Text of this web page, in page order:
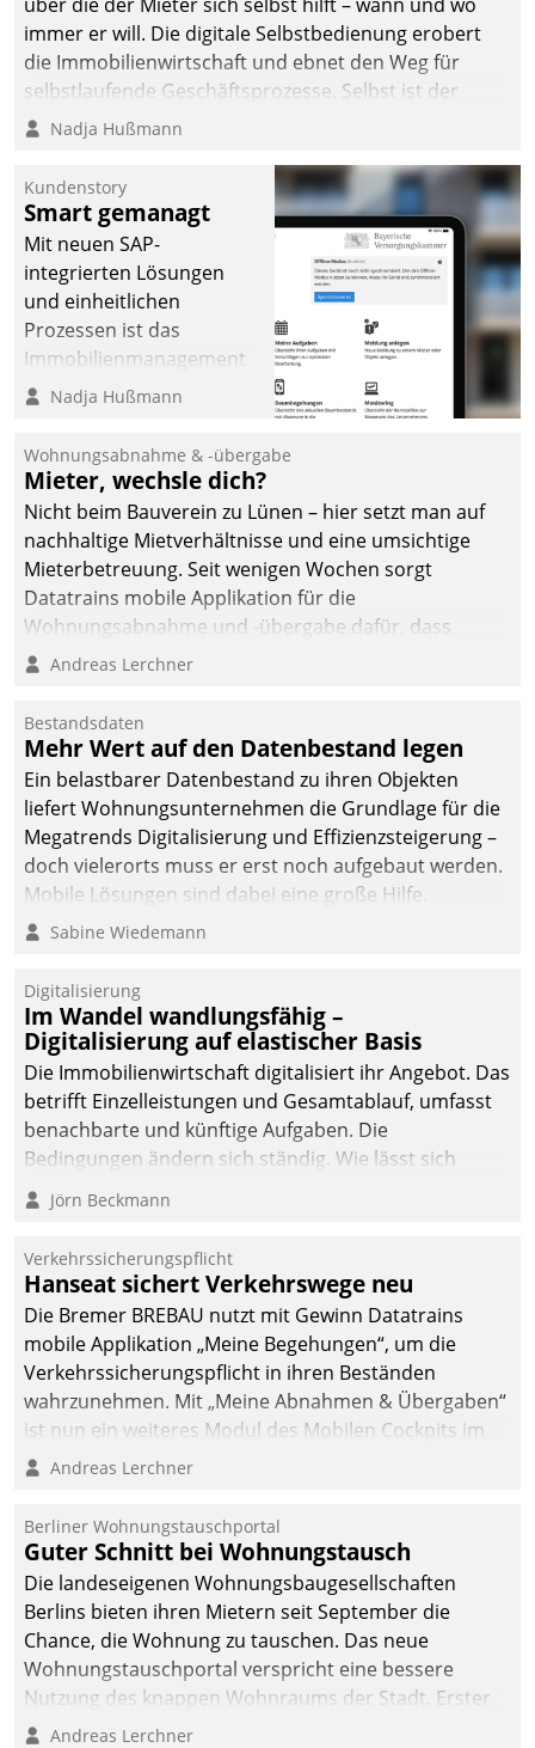
immer er will. Die digitale Selbstbedienung erobert
die Immobilienwirtschaft und ebnet den Weg für
selbstlaufende Geschäftsprozesse. Selbst ist der
Kunde und smart der Serviceanbieter.
Nadja Hußmann
Kundenstory
Smart gemanagt
Mit neuen SAP-
integrierten Lösungen
und einheitlichen
Prozessen ist das
Immobilienmanagement
der Bayerischen
Ressort Kapitalanlage für
künftige Aufgaben und
Herausforderungen
gerüstet.
Nadja Hußmann
Wohnungsabnahme & -übergabe
Mieter, wechsle dich?
Nicht beim Bauverein zu Lünen – hier setzt man auf
nachhaltige Mietverhältnisse und eine umsichtige
Mieterbetreuung. Seit wenigen Wochen sorgt
Datatrains mobile Applikation für die
Wohnungsabnahme und -übergabe dafür, dass
Mieter wohlgeordnet kommen und, so es sein muss,
Andreas Lerchner
Bestandsdaten
Mehr Wert auf den Datenbestand legen
Ein belastbarer Datenbestand zu ihren Objekten
liefert Wohnungsunternehmen die Grundlage für die
Megatrends Digitalisierung und Effizienzsteigerung –
doch vielerorts muss er erst noch aufgebaut werden.
Mobile Lösungen sind dabei eine große Hilfe.
Sabine Wiedemann
Digitalisierung
Im Wandel wandlungsfähig –
Digitalisierung auf elastischer Basis
Die Immobilienwirtschaft digitalisiert ihr Angebot. Das
betrifft Einzelleistungen und Gesamtablauf, umfasst
benachbarte und künftige Aufgaben. Die
Bedingungen ändern sich ständig. Wie lässt sich
technisch die Kontrolle wahren und zugleich Freiraum
fürs Wachsen öffnen?
Jörn Beckmann
Verkehrssicherungspflicht
Hanseat sichert Verkehrswege neu
Die Bremer BREBAU nutzt mit Gewinn Datatrains
mobile Applikation „Meine Begehungen“, um die
Verkehrssicherungspflicht in ihren Beständen
wahrzunehmen. Mit „Meine Abnahmen & Übergaben“
ist nun ein weiteres Modul des Mobilen Cockpits im
Einsatz.
Andreas Lerchner
Berliner Wohnungstauschportal
Guter Schnitt bei Wohnungstausch
Die landeseigenen Wohnungsbaugesellschaften
Berlins bieten ihren Mietern seit September die
Chance, die Wohnung zu tauschen. Das neue
Wohnungstauschportal verspricht eine bessere
Nutzung des knappen Wohnraums der Stadt. Erster
Anwendungsfall für Datatrains Lösung API-Hub mit
Andreas Lerchner